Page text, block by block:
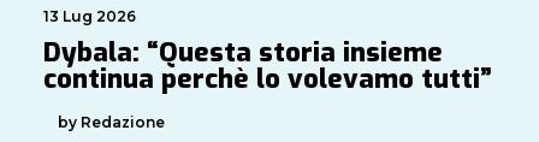
13 Lug 2026
Dybala: “Questa storia insieme
continua perchè lo volevamo tutti”
by Redazione